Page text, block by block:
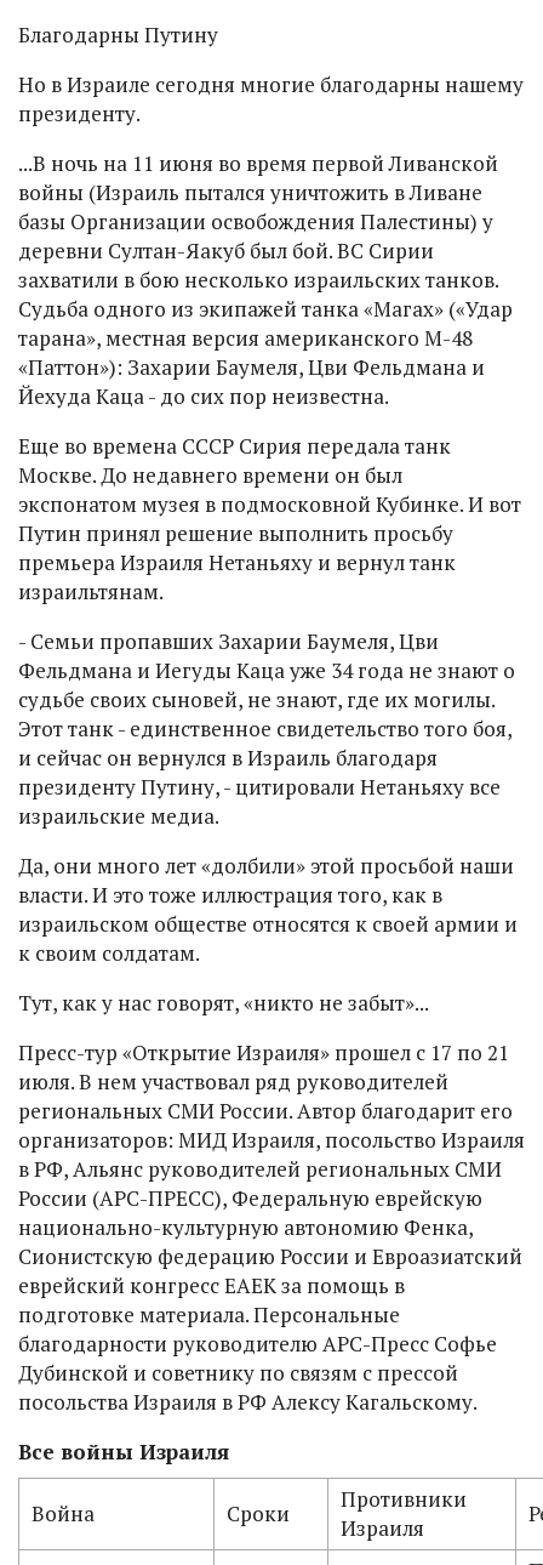
Благодарны Путину
Но в Израиле сегодня многие благодарны нашему
президенту.
...В ночь на 11 июня во время первой Ливанской
войны (Израиль пытался уничтожить в Ливане
базы Организации освобождения Палестины) у
деревни Султан-Яакуб был бой. ВС Сирии
захватили в бою несколько израильских танков.
Судьба одного из экипажей танка «Магах» («Удар
тарана», местная версия американского М-48
«Паттон»): Захарии Баумеля, Цви Фельдмана и
Йехуда Каца - до сих пор неизвестна.
Еще во времена СССР Сирия передала танк
Москве. До недавнего времени он был
экспонатом музея в подмосковной Кубинке. И вот
Путин принял решение выполнить просьбу
премьера Израиля Нетаньяху и вернул танк
израильтянам.
- Семьи пропавших Захарии Баумеля, Цви
Фельдмана и Иегуды Каца уже 34 года не знают о
судьбе своих сыновей, не знают, где их могилы.
Этот танк - единственное свидетельство того боя,
и сейчас он вернулся в Израиль благодаря
президенту Путину, - цитировали Нетаньяху все
израильские медиа.
Да, они много лет «долбили» этой просьбой наши
власти. И это тоже иллюстрация того, как в
израильском обществе относятся к своей армии и
к своим солдатам.
Тут, как у нас говорят, «никто не забыт»...
Пресс-тур «Открытие Израиля» прошел с 17 по 21
июля. В нем участвовал ряд руководителей
региональных СМИ России. Автор благодарит его
организаторов: МИД Израиля, посольство Израиля
в РФ, Альянс руководителей региональных СМИ
России (АРС-ПРЕСС), Федеральную еврейскую
национально-культурную автономию Фенка,
Сионистскую федерацию России и Евроазиатский
еврейский конгресс ЕАЕК за помощь в
подготовке материала. Персональные
благодарности руководителю АРС-Пресс Софье
Дубинской и советнику по связям с прессой
посольства Израиля в РФ Алексу Кагальскому.
Все войны Израиля
Война Сроки
Противники
Израиля